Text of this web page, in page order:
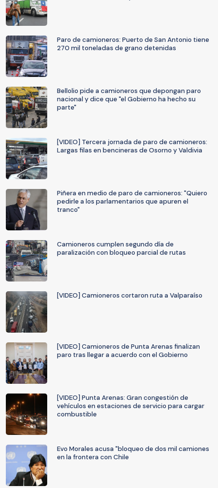
Paro de camioneros: Puerto de San Antonio tiene
270 mil toneladas de grano detenidas
Bellolio pide a camioneros que depongan paro
nacional y dice que "el Gobierno ha hecho su
parte"
[VIDEO] Tercera jornada de paro de camioneros:
Largas filas en bencineras de Osorno y Valdivia
Piñera en medio de paro de camioneros: "Quiero
pedirle a los parlamentarios que apuren el
tranco"
Camioneros cumplen segundo día de
paralización con bloqueo parcial de rutas
[VIDEO] Camioneros cortaron ruta a Valparaíso
[VIDEO] Camioneros de Punta Arenas finalizan
paro tras llegar a acuerdo con el Gobierno
[VIDEO] Punta Arenas: Gran congestión de
vehículos en estaciones de servicio para cargar
combustible
Evo Morales acusa "bloqueo de dos mil camiones
en la frontera con Chile